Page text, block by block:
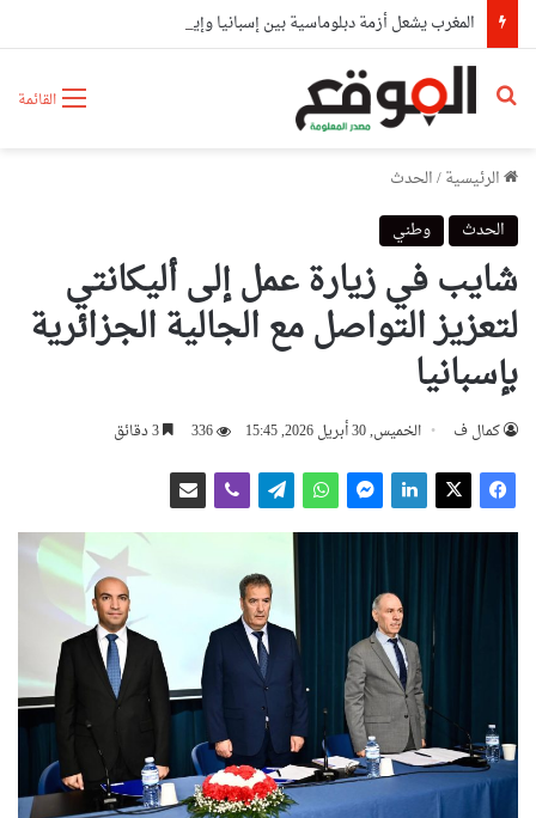
المغرب يشعل أزمة دبلوماسية بين إسبانيا وإيطاليا
القائمة بحث عن
الرئيسية/الحدث
الحدث
وطني
شايب في زيارة عمل إلى أليكانتي
لتعزيز التواصل مع الجالية الجزائرية
بإسبانيا
كمال ف الخميس, 30 أبريل 2026, 15:45 336